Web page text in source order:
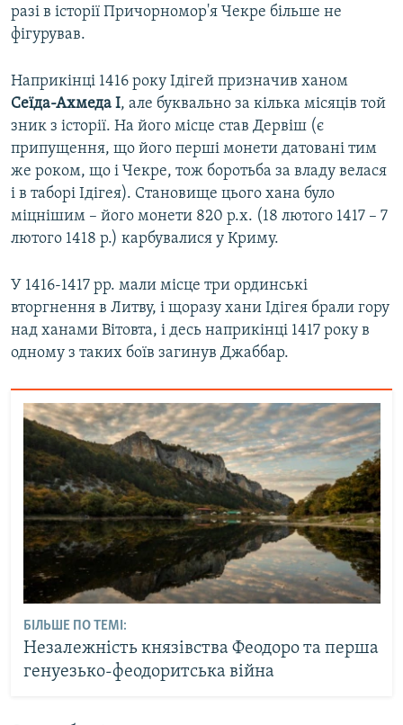
разі в історії Причорномор'я Чекре більше не
фігурував.
Наприкінці 1416 року Ідігей призначив ханом
Сеїда-Ахмеда I, але буквально за кілька місяців той
зник з історії. На його місце став Дервіш (є
припущення, що його перші монети датовані тим
же роком, що і Чекре, тож боротьба за владу велася
і в таборі Ідігея). Становище цього хана було
міцнішим – його монети 820 р.х. (18 лютого 1417 – 7
лютого 1418 р.) карбувалися у Криму.
У 1416-1417 рр. мали місце три ординські
вторгнення в Литву, і щоразу хани Ідігея брали гору
над ханами Вітовта, і десь наприкінці 1417 року в
одному з таких боїв загинув Джаббар.
БІЛЬШЕ ПО ТЕМІ:
Незалежність князівства Феодоро та перша
генуезько-феодоритська війна